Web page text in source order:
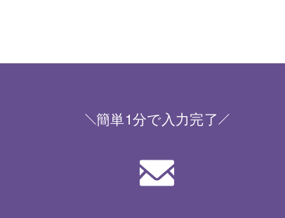
簡単1分で入力完了